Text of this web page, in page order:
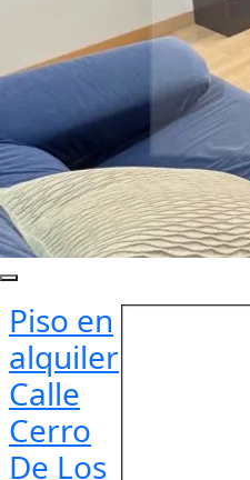
Piso en
alquiler
Calle
Cerro
De Los